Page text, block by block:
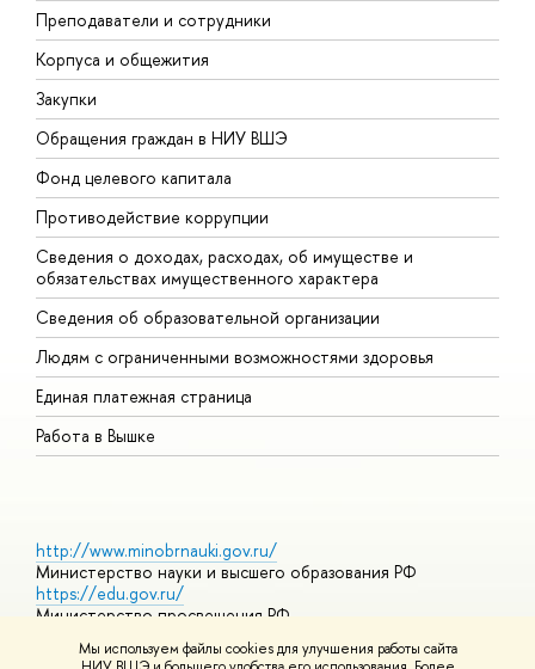
Мы используем файлы cookies для улучшения работы сайта
Преподаватели и сотрудники
Корпуса и общежития
Закупки
Обращения граждан в НИУ ВШЭ
Фонд целевого капитала
Противодействие коррупции
Сведения о доходах, расходах, об имуществе и
обязательствах имущественного характера
Сведения об образовательной организации
Людям с ограниченными возможностями здоровья
Единая платежная страница
Работа в Вышке
http://www.minobrnauki.gov.ru/
Министерство науки и высшего образования РФ
https://edu.gov.ru/
Министерство просвещения РФ
https://elearning.hse.ru/mooc
Массовые открытые онлайн-курсы